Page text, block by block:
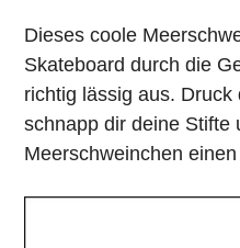
Dieses coole
Skateboard durch die
richtig lässig aus.
schnapp dir deine Stifte
Meerschweinchen